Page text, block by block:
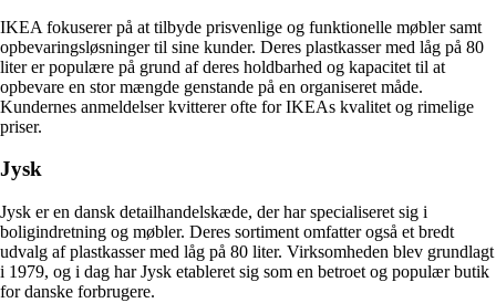
IKEA fokuserer på at tilbyde prisvenlige og funktionelle møbler samt
opbevaringsløsninger til sine kunder. Deres plastkasser med låg på 80
liter er populære på grund af deres holdbarhed og kapacitet til at
opbevare en stor mængde genstande på en organiseret måde.
Kundernes anmeldelser kvitterer ofte for IKEAs kvalitet og rimelige
priser.
Jysk
Jysk er en dansk detailhandelskæde, der har specialiseret sig i
boligindretning og møbler. Deres sortiment omfatter også et bredt
udvalg af plastkasser med låg på 80 liter. Virksomheden blev grundlagt
i 1979, og i dag har Jysk etableret sig som en betroet og populær butik
for danske forbrugere.